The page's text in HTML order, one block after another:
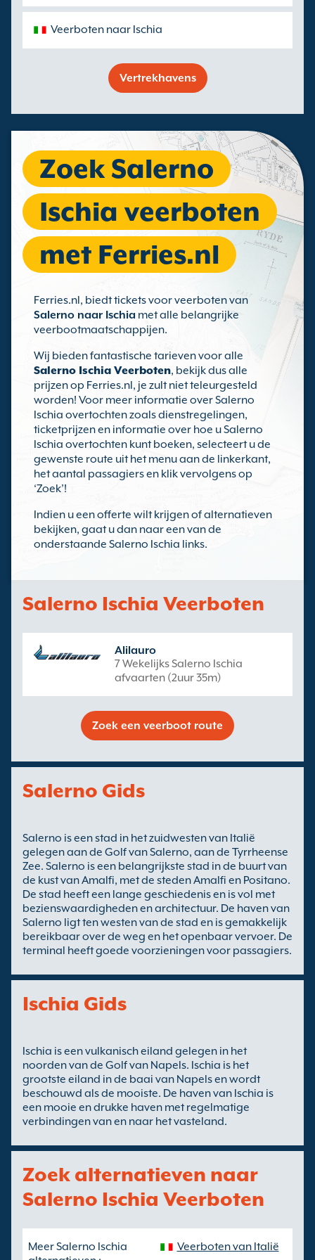
Veerboten naar Ischia
Vertrekhavens
Zoek Salerno
Ischia veerboten
met Ferries.nl
Ferries.nl, biedt tickets voor veerboten van
Salerno naar Ischia met alle belangrijke
veerbootmaatschappijen.
Wij bieden fantastische tarieven voor alle
Salerno Ischia Veerboten, bekijk dus alle
prijzen op Ferries.nl, je zult niet teleurgesteld
worden! Voor meer informatie over Salerno
Ischia overtochten zoals dienstregelingen,
ticketprijzen en informatie over hoe u Salerno
Ischia overtochten kunt boeken, selecteert u de
gewenste route uit het menu aan de linkerkant,
het aantal passagiers en klik vervolgens op
‘Zoek’!
Indien u een offerte wilt krijgen of alternatieven
bekijken, gaat u dan naar een van de
onderstaande Salerno Ischia links.
Salerno Ischia Veerboten
Alilauro
7 Wekelijks Salerno Ischia
afvaarten (2uur 35m)
Zoek een veerboot route
Salerno Gids
Salerno is een stad in het zuidwesten van Italië
gelegen aan de Golf van Salerno, aan de Tyrrheense
Zee. Salerno is een belangrijkste stad in de buurt van
de kust van Amalfi, met de steden Amalfi en Positano.
De stad heeft een lange geschiedenis en is vol met
bezienswaardigheden en architectuur. De haven van
Salerno ligt ten westen van de stad en is gemakkelijk
bereikbaar over de weg en het openbaar vervoer. De
terminal heeft goede voorzieningen voor passagiers.
Ischia Gids
Ischia is een vulkanisch eiland gelegen in het
noorden van de Golf van Napels. Ischia is het
grootste eiland in de baai van Napels en wordt
beschouwd als de mooiste. De haven van Ischia is
een mooie en drukke haven met regelmatige
verbindingen van en naar het vasteland.
Zoek alternatieven naar
Salerno Ischia Veerboten
Meer Salerno Ischia
Veerboten van Italië